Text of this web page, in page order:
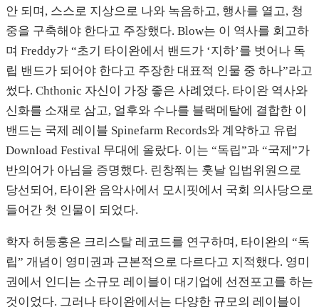
안 되며, 스스로 지상으로 나와 녹음하고, 행사를 열고, 청
중을 구축해야 한다고 주장했다. Blow는 이 역사를 회고하
며 Freddy가 “초기 타이완에서 밴드가 ‘지하’를 벗어나 독
립 밴드가 되어야 한다고 주장한 대표적 인물 중 하나”라고
썼다. Chthonic 자신이 가장 좋은 사례였다. 타이완 역사와
신화를 소재로 삼고, 얼후와 수나를 블랙메탈에 결합한 이
밴드는 국제 레이블 Spinefarm Records와 계약하고 유럽
Download Festival 무대에 올랐다. 이는 “독립”과 “국제”가
반의어가 아님을 증명했다. 린창쭤는 훗날 입법위원으로
당선되어, 타이완 음악사에서 모시핏에서 국회 의사당으로
들어간 첫 인물이 되었다.
학자 허둥훙은 크리스탈 레코드를 연구하며, 타이완의 “독
립” 개념이 영미권과 근본적으로 다르다고 지적했다. 영미
권에서 인디는 소규모 레이블이 대기업에 선전포고를 하는
것이었다. 그러나 타이완에서는 다양한 규모의 레이블이